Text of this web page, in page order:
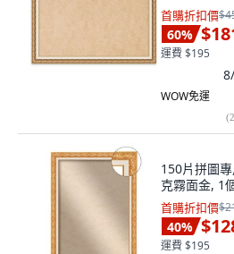
首購折扣價
60%
運費 $195
WOW免運
(
150片拼圖
克霧面金, 1
首購折扣價
40%
運費 $195